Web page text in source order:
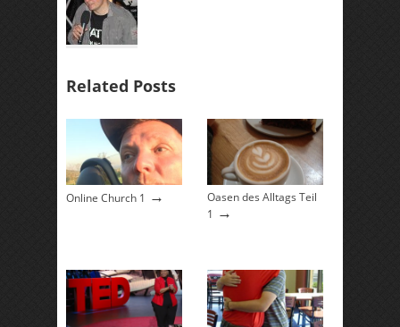
Related Posts
Online Church 1 →
Oasen des Alltags Teil
1 →